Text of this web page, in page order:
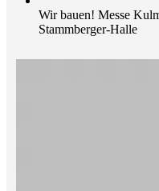
Wir bauen! Messe
Stammberger-Halle